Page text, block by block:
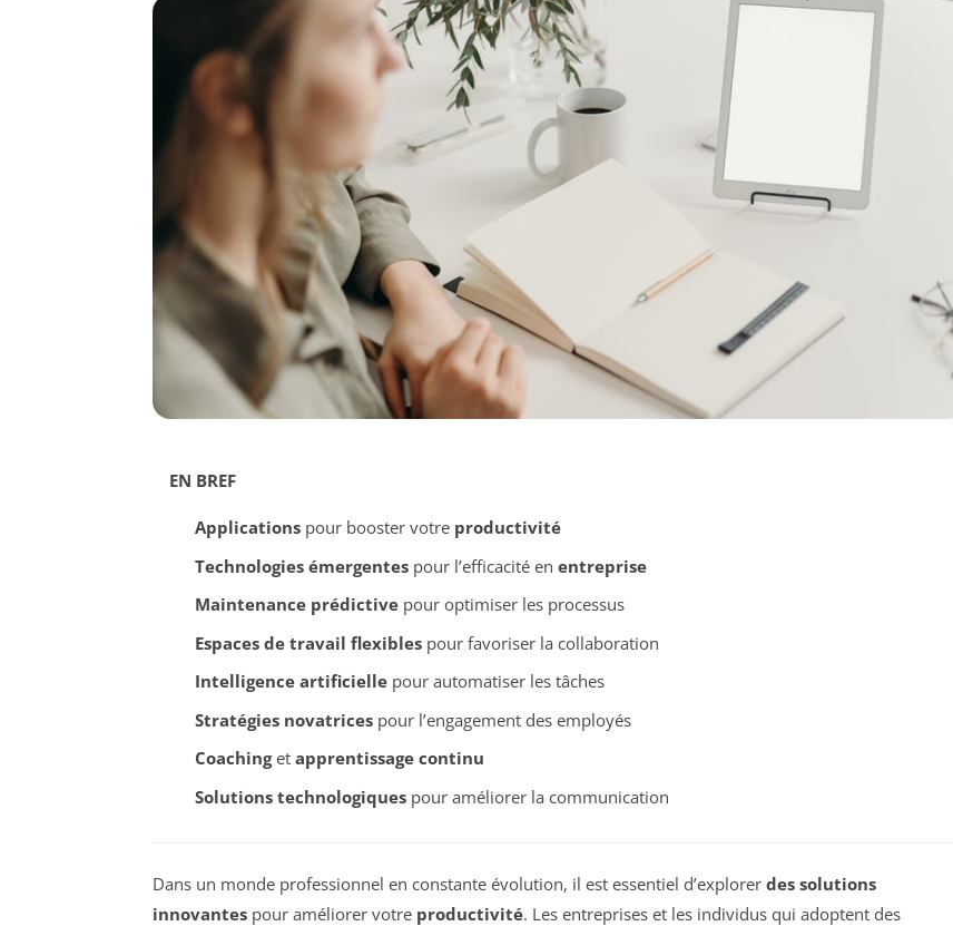
EN BREF
Applicationspour booster votre productivité
Technologies émergentespour l’efficacité en entreprise
Maintenance prédictivepour optimiser les processus
Espaces de travail flexiblespour favoriser la collaboration
Intelligence artificiellepour automatiser les tâches
Stratégies novatricespour l’engagement des employés
Coachinget apprentissage continu
Solutions technologiquespour améliorer la communication
Dans un monde professionnel en constante évolution, il est essentiel d’explorer des solutions
innovantes pour améliorer votre productivité. Les entreprises et les individus qui adoptent des